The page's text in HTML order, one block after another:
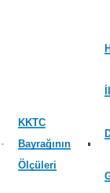
KKTC
Bayrağının
Ölçüleri